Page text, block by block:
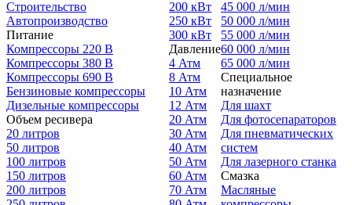
Строительство
Автопроизводство
Питание
Компрессоры 220 В
Компрессоры 380 В
Компрессоры 690 В
Бензиновые компрессоры
Дизельные компрессоры
Объем ресивера
20 литров
50 литров
100 литров
150 литров
200 литров
200 кВт
250 кВт
300 кВт
Давление
4 Атм
8 Атм
10 Атм
12 Атм
20 Атм
30 Атм
40 Атм
50 Атм
60 Атм
70 Атм
45 000 л/мин
50 000 л/мин
55 000 л/мин
60 000 л/мин
65 000 л/мин
Специальное
назначение
Для шахт
Для фотосепараторов
Для пневматических
систем
Для лазерного станка
Смазка
Масляные